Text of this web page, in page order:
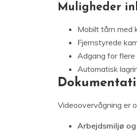
Muligheder
Mobilt tårn med
Fjernstyrede
Adgang for flere
Automatisk
Videoovervågning er
Arbejdsmiljø og